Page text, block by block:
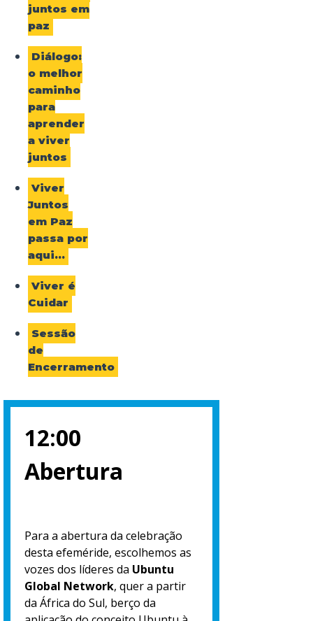
juntos em
paz
Diálogo:
o melhor
caminho
para
aprender
a viver
juntos
Viver
Juntos
em Paz
passa por
aqui…
Viver é
Cuidar
Sessão
de
Encerramento
12:00
Abertura
Para a abertura da celebração
desta efeméride, escolhemos as
vozes dos líderes da Ubuntu
Global Network, quer a partir
da África do Sul, berço da